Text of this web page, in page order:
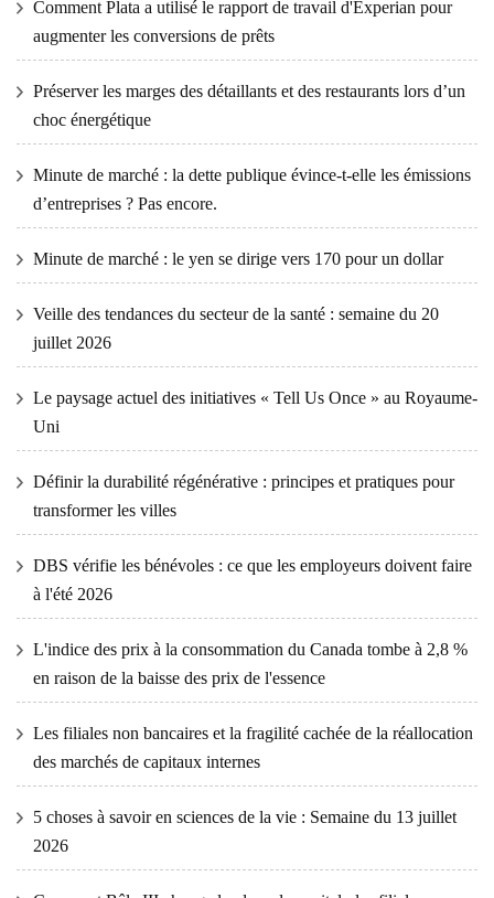
Comment Plata a utilisé le rapport de travail d'Experian pour
augmenter les conversions de prêts
Préserver les marges des détaillants et des restaurants lors d’un
choc énergétique
Minute de marché : la dette publique évince-t-elle les émissions
d’entreprises ? Pas encore.
Minute de marché : le yen se dirige vers 170 pour un dollar
Veille des tendances du secteur de la santé : semaine du 20
juillet 2026
Le paysage actuel des initiatives « Tell Us Once » au Royaume-
Uni
Définir la durabilité régénérative : principes et pratiques pour
transformer les villes
DBS vérifie les bénévoles : ce que les employeurs doivent faire
à l'été 2026
L'indice des prix à la consommation du Canada tombe à 2,8 %
en raison de la baisse des prix de l'essence
Les filiales non bancaires et la fragilité cachée de la réallocation
des marchés de capitaux internes
5 choses à savoir en sciences de la vie : Semaine du 13 juillet
2026